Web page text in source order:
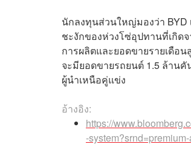
นักลงทุนส่วนใหญ่มองว่า
ชะงักของห่วงโซ่อุปทานที่เกิด
การผลิตและยอดขายรายเดือ
จะมียอดขายรถยนต์ 1.5 ล้านคั
ผู้นำเหนือคู่แข่ง
อ้างอิง:
https://
-